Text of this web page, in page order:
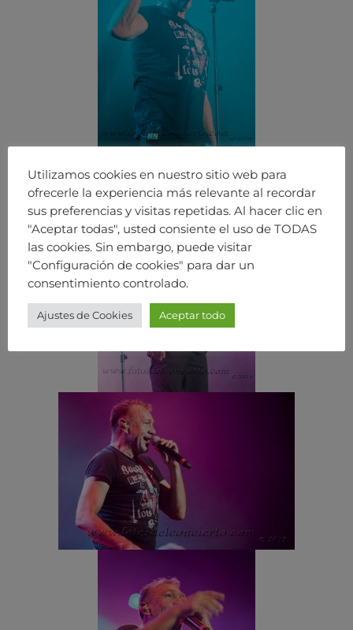
Utilizamos cookies en nuestro sitio web para
ofrecerle la experiencia más relevante al recordar
sus preferencias y visitas repetidas. Al hacer clic en
"Aceptar todas", usted consiente el uso de TODAS
las cookies. Sin embargo, puede visitar
"Configuración de cookies" para dar un
consentimiento controlado.
Ajustes de Cookies Aceptar todo